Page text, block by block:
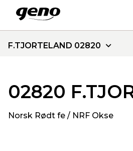
F.TJORTELAND 02820
02820
Norsk Rødt fe / NRF Okse